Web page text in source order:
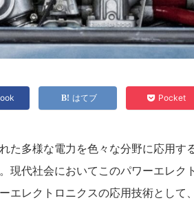
はてブ Pocket
た多様な電力を色々な分野に応用す
現代社会においてこのパワーエレク
エレクトロニクスの応用技術として